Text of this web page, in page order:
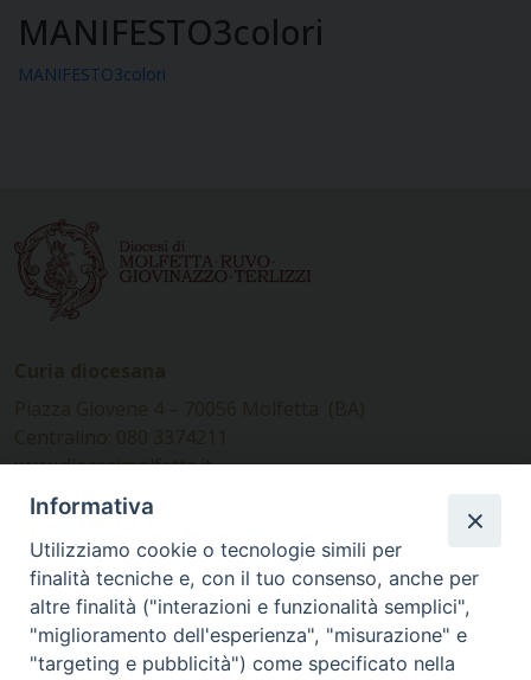
MANIFESTO3colori
MANIFESTO3colori
www.diocesimolfetta.it –
diocesimolfetta@pec.chiesacattolica.it
Ufficio Comunicazioni sociali
Piazza Giovene 4 – 70056 Molfetta (BA)
comunicazionisociali@diocesimolfetta.it
Informativa
Utilizziamo cookie o tecnologie simili per
finalità tecniche e, con il tuo consenso, anche per
altre finalità ("interazioni e funzionalità semplici",
"miglioramento dell'esperienza", "misurazione" e
"targeting e pubblicità") come specificato nella